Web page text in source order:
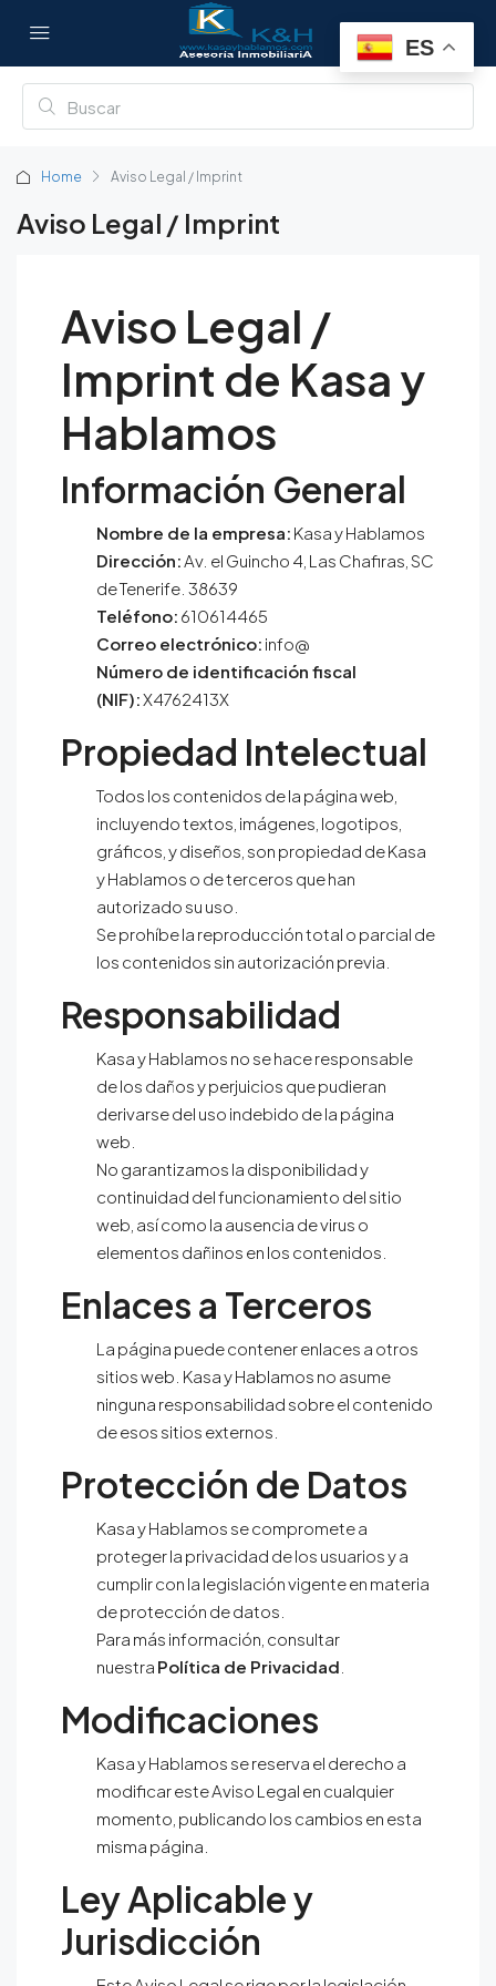
Home Aviso Legal / Imprint
Aviso Legal / Imprint
Aviso Legal /
Imprint de Kasa y
Hablamos
Información General
Nombre de la empresa: Kasa y Hablamos
Dirección:Av. el Guincho 4, Las Chafiras, SC
de Tenerife. 38639
Teléfono: 610614465
Correo electrónico: info@
Número de identificación fiscal
(NIF):X4762413X
Propiedad Intelectual
Todos los contenidos de la página web,
incluyendo textos, imágenes, logotipos,
gráficos, y diseños, son propiedad deKasa
y Hablamos o de terceros que han
autorizado su uso.
Se prohíbe la reproducción total o parcial de
los contenidos sin autorización previa.
Responsabilidad
Kasa y Hablamos no se hace responsable
de los daños y perjuicios que pudieran
derivarse del uso indebido de la página
web.
No garantizamos la disponibilidad y
continuidad del funcionamiento del sitio
web, así como la ausencia de virus o
elementos dañinos en los contenidos.
Enlaces a Terceros
La página puede contener enlaces a otros
sitios web. Kasa y Hablamos no asume
ninguna responsabilidad sobre el contenido
de esos sitios externos.
Protección de Datos
Kasa y Hablamos se compromete a
proteger la privacidad de los usuarios y a
cumplir con la legislación vigente en materia
de protección de datos.
Para más información, consultar
nuestra Política de Privacidad
Modificaciones
Kasa y Hablamos se reserva el derecho a
modificar este Aviso Legal en cualquier
momento, publicando los cambios en esta
misma página.
Ley Aplicable y
Jurisdicción
ES